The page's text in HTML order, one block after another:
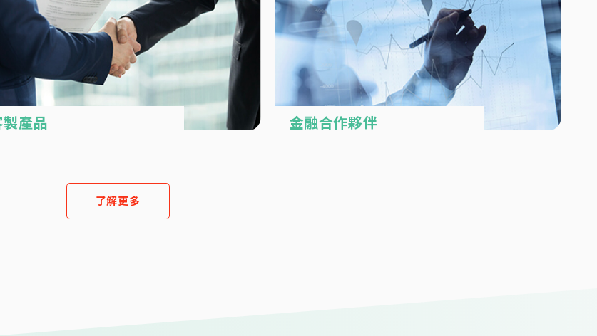
不同客群需求 24小時服務
了解更多
製產品 金融合作夥伴
了解更多
服務全新體驗 簡單便利又彈性
了解更多